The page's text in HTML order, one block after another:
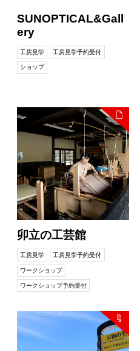
SUNOPTICAL&Gall
ery
工房見学 工房見学予約受付
ショップ
卯立の工芸館
工房見学 工房見学予約受付
ワークショップ
ワークショップ予約受付